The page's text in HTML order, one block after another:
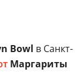
Bowl в Санкт-
Маргариты